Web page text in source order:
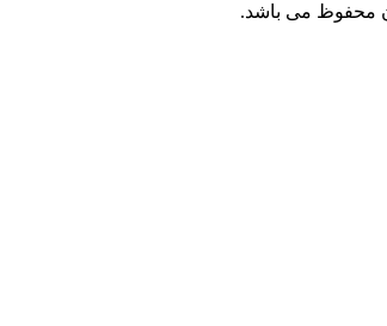
محفوظ می باشد.